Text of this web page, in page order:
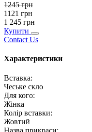
1245грн
1121 грн
1 245 грн
Купити
Contact Us
Характеристики
Вставка:
Чеське скло
Для кого:
Жінка
Колір вставки:
Жовтий
Назва прикраси: